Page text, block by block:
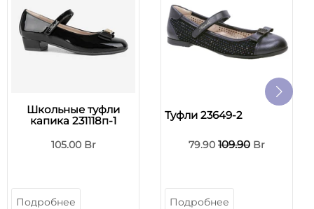
Школьные туфли
капика 231118п-1
105.00 Br
Подробнее
Туфли 23649-2
79.90 109.90 Br
Подробнее